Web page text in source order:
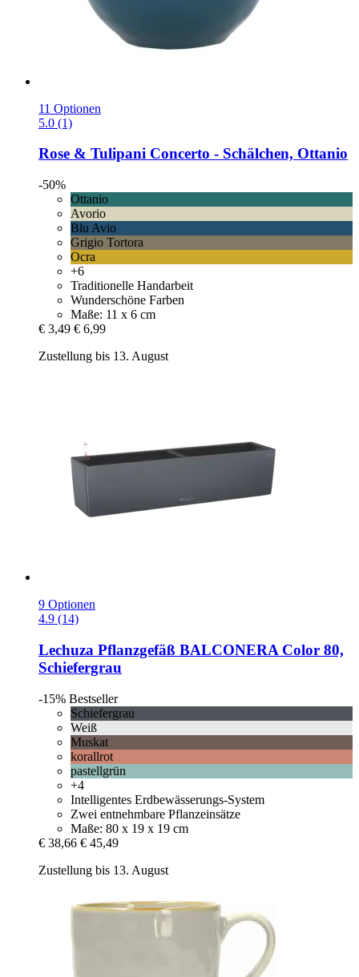
11 Optionen
5.0 (1)
Rose & Tulipani Concerto -​ Schälchen, Ottanio
-50%
Ottanio
Avorio
Blu Avio
Grigio Tortora
Ocra
+6
Traditionelle Handarbeit
Wunderschöne Farben
Maße: 11 x 6 cm
€ 3,49 € 6,99
Zustellung bis 13. August
9 Optionen
4.9 (14)
Lechuza Pflanzgefäß BALCONERA Color 80,
Schiefergrau
-15% Bestseller
Schiefergrau
Weiß
Muskat
korallrot
pastellgrün
+4
Intelligentes Erdbewässerungs-System
Zwei entnehmbare Pflanzeinsätze
Maße: 80 x 19 x 19 cm
€ 38,66 € 45,49
Zustellung bis 13. August